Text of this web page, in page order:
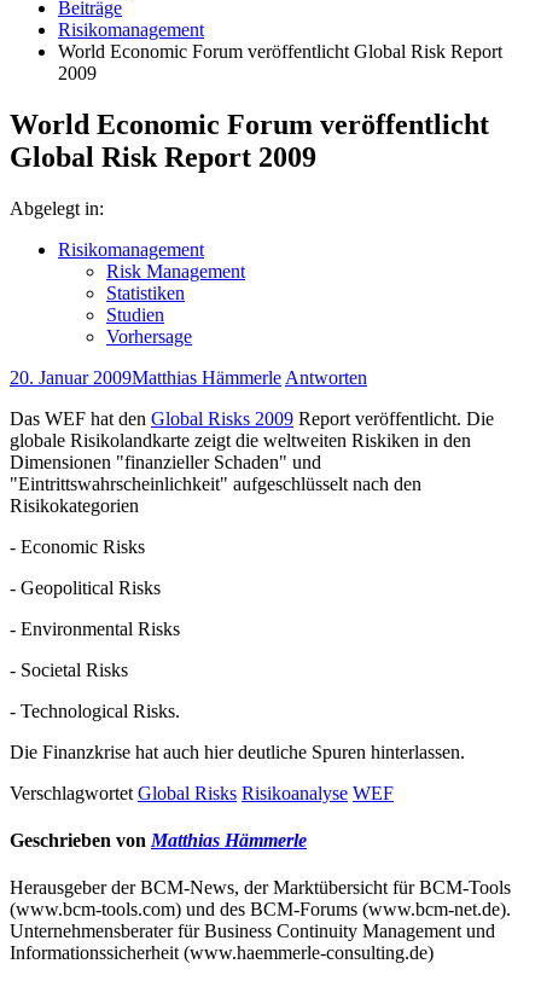
Beiträge
Risikomanagement
World Economic Forum veröffentlicht Global Risk Report
2009
World Economic Forum veröffentlicht
Global Risk Report 2009
Abgelegt in:
Risikomanagement
Risk Management
Statistiken
Studien
Vorhersage
20. Januar 2009Matthias Hämmerle Antworten
Das WEF hat den Global Risks 2009 Report veröffentlicht. Die
globale Risikolandkarte zeigt die weltweiten Riskiken in den
Dimensionen "finanzieller Schaden" und
"Eintrittswahrscheinlichkeit" aufgeschlüsselt nach den
Risikokategorien
- Economic Risks
- Geopolitical Risks
- Environmental Risks
- Societal Risks
- Technological Risks.
Die Finanzkrise hat auch hier deutliche Spuren hinterlassen.
Verschlagwortet Global Risks Risikoanalyse WEF
Geschrieben von Matthias Hämmerle
Herausgeber der BCM-News, der Marktübersicht für BCM-Tools
(www.bcm-tools.com) und des BCM-Forums (www.bcm-net.de).
Unternehmensberater für Business Continuity Management und
Informationssicherheit (www.haemmerle-consulting.de)